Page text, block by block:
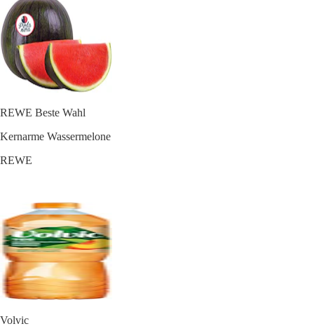
REWE Beste Wahl
Kernarme Wassermelone
REWE
Volvic